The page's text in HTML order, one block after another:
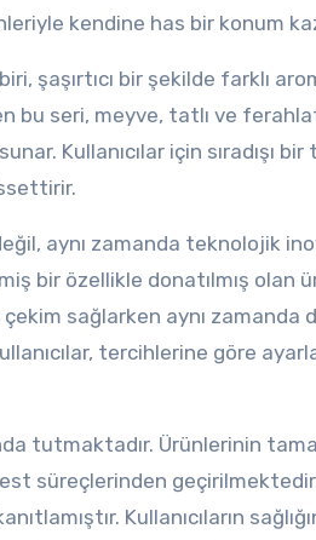
kendine has bir konum
şaşırtıcı bir şekilde farklı
bu seri, meyve, tatlı ve
Kullanıcılar için sıradışı
aynı zamanda teknolojik
bir özellikle donatılmış
sağlarken aynı zamanda
tercihlerine göre
tutmaktadır. Ürünlerinin
süreçlerinden
Kullanıcıların